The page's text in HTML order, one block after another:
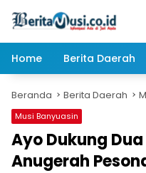
Home
Berita Daerah
Beranda Berita Daerah
Musi Banyuasin
Ayo Dukung
Anugerah